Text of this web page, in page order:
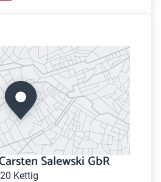
Salewski GbR
Kettig